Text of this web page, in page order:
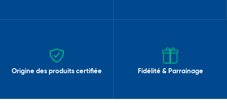
Origine des produits certifiée Fidélité & Parrainage